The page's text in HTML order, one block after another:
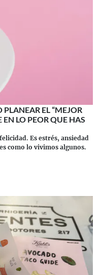
EL “MEJOR
LO PEOR QUE HAS
Es estrés, ansiedad
como lo vivimos algunos.